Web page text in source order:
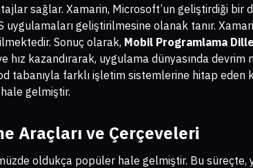
sağlar. Xamarin, Microsoft’un geliştirdiği bir
uygulamaları geliştirilmesine olanak tanır.
Sonuç olarak, Mobil Programlama
kazandırarak, uygulama dünyasında devrim
tabanıyla farklı işletim sistemlerine hitap
gelmiştir.
Araçları ve Çerçeveleri
oldukça popüler hale gelmiştir. Bu süreçte,